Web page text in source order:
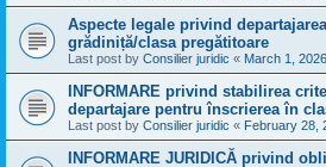
Aspecte legale privind
grădiniță/clasa pregătitoare
Last post by Consilier juridic « March 1,
INFORMARE privind stabilirea
departajare pentru înscrierea în
Last post by Consilier juridic « February 28,
INFORMARE JURIDICĂ privind